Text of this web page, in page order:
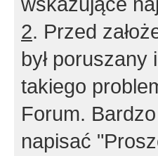
2. Przed
był
takiego
Forum.
napisać